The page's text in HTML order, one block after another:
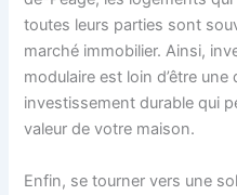
toutes leurs parties sont
marché immobilier. Ainsi,
modulaire est loin d’être
investissement durable qui
valeur de votre maison.
Enfin, se tourner vers une